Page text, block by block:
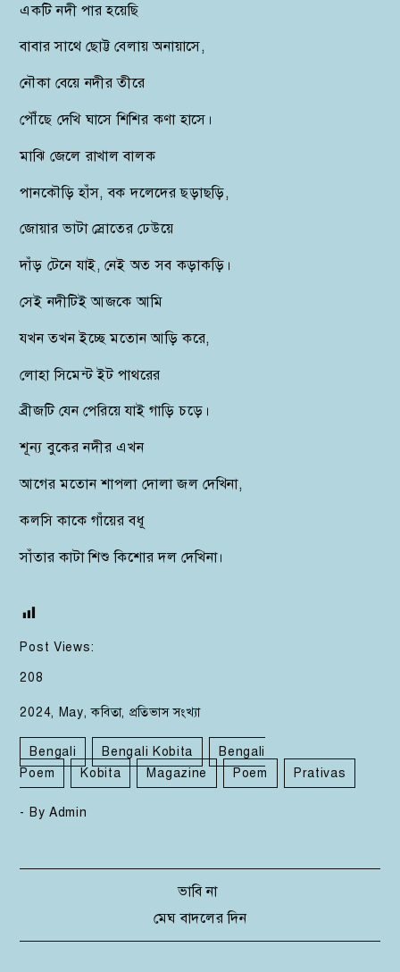
একটি নদী পার হয়েছি
বাবার সাথে ছোট্ট বেলায় অনায়াসে,
নৌকা বেয়ে নদীর তীরে
পৌঁছে দেখি ঘাসে শিশির কণা হাসে।
মাঝি জেলে রাখাল বালক
পানকৌড়ি হাঁস, বক দলেদের ছড়াছড়ি,
জোয়ার ভাটা স্রোতের ঢেউয়ে
দাঁড় টেনে যাই, নেই অত সব কড়াকড়ি।
সেই নদীটিই আজকে আমি
যখন তখন ইচ্ছে মতোন আড়ি করে,
লোহা সিমেন্ট ইট পাথরের
ব্রীজটি যেন পেরিয়ে যাই গাড়ি চড়ে।
শূন্য বুকের নদীর এখন
আগের মতোন শাপলা দোলা জল দেখিনা,
কলসি কাকে গাঁয়ের বধূ
সাঁতার কাটা শিশু কিশোর দল দেখিনা।
Post Views:
208
2024, May,কবিতা, প্রতিভাস সংখ্যা
Bengali Bengali Kobita
Bengali
Poem
Kobita Magazine Poem Prativas
- By Admin
navigation
ভাবি না
মেঘ বাদলের দিন